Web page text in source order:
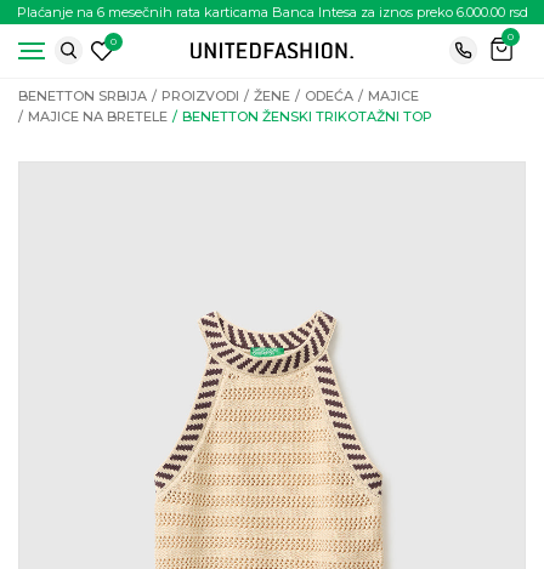
Plaćanje na 6 mesečnih rata karticama Banca Intesa za iznos preko 6.000.00 rsd
0
0
BENETTON SRBIJA PROIZVODI ŽENE ODEĆA
MAJICE
MAJICE NA BRETELE
BENETTON ŽENSKI TRIKOTAŽNI TOP